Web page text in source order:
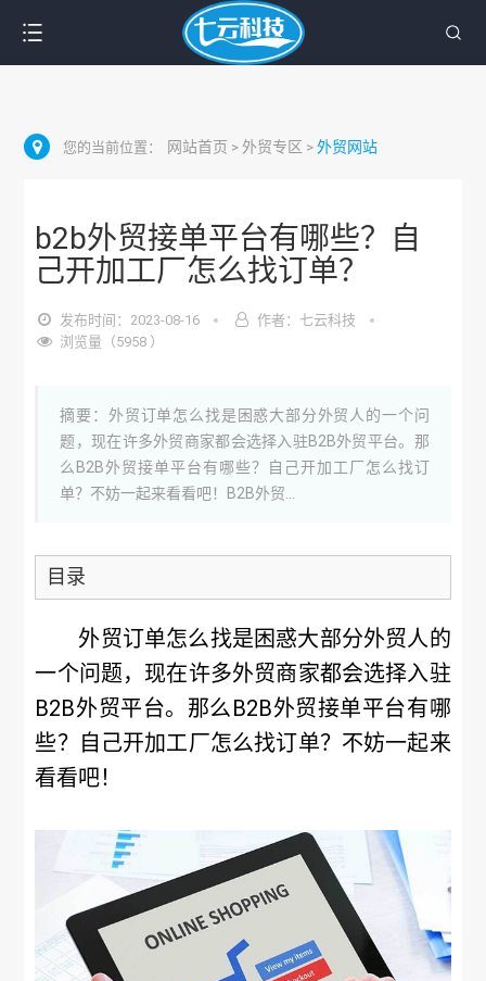
您的当前位置： 网站首页 > 外贸专区 >外贸网站
b2b外贸接单平台有哪些？自
己开加工厂怎么找订单？
发布时间：2023-08-16
作者：七云科技
浏览量（5958 ）
摘要：外贸订单怎么找是困惑大部分外贸人的一个问
题，现在许多外贸商家都会选择入驻B2B外贸平台。那
么B2B外贸接单平台有哪些？自己开加工厂怎么找订
单？不妨一起来看看吧！B2B外贸...
目录
外贸订单怎么找是困惑大部分外贸人的
一个问题，现在许多外贸商家都会选择入驻
B2B外贸平台。那么B2B外贸接单平台有哪
些？自己开加工厂怎么找订单？不妨一起来
看看吧！